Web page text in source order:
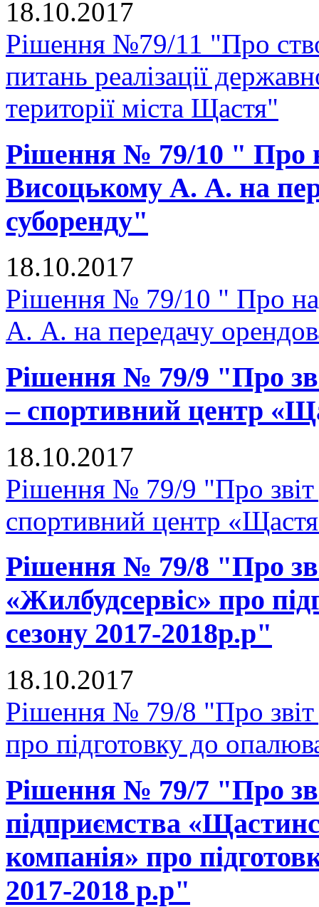
18.10.2017
Рішення №79/11 "Про
питань реалізації
території міста Щастя"
Рішення № 79/10 " Про
Висоцькому А. А. на
суборенду"
18.10.2017
Рішення № 79/10 " Про
А. А. на передачу
Рішення № 79/9 "Про
– спортивний центр
18.10.2017
Рішення № 79/9 "Про
спортивний центр
Рішення № 79/8 "Про
«Жилбудсервіс» про
сезону 2017-2018р.р"
18.10.2017
Рішення № 79/8 "Про
про підготовку до
Рішення № 79/7 "Про
підприємства
компанія» про
2017-2018 р.р"